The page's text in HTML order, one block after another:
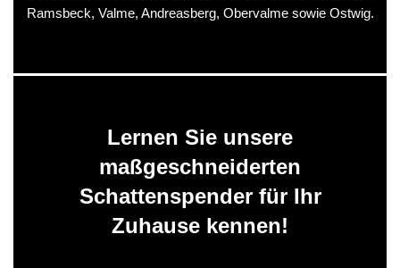
Ramsbeck, Valme, Andreasberg, Obervalme sowie Ostwig.
Lernen Sie unsere
maßgeschneiderten
Schattenspender für Ihr
Zuhause kennen!